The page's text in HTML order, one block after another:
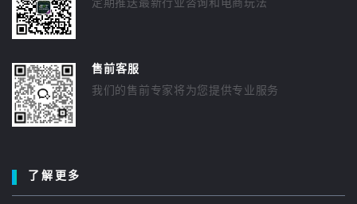
定期推送最新行业咨询和电商玩法
售前客服
我们的售前专家将为您提供专业服务
了解更多